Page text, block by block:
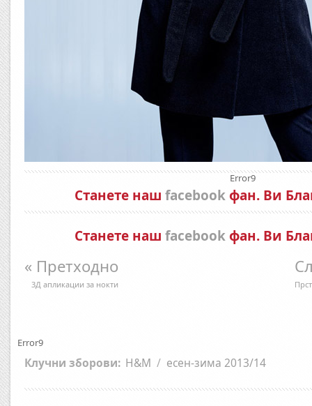
Станете наш facebookфан. Ви
Станете наш facebookфан. Ви
« Претходно
3Д апликации за нокти
Error9
Error9
Клучни зборови: H&M / есен-зима 2013/14